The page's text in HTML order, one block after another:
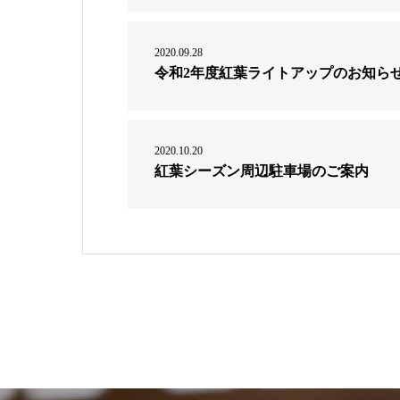
2020.09.28
令和2年度紅葉ライトアップのお知ら
2020.10.20
紅葉シーズン周辺駐車場のご案内